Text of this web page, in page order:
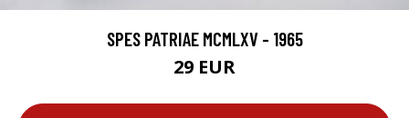
SPES PATRIAE MCMLXV - 1965
29 EUR